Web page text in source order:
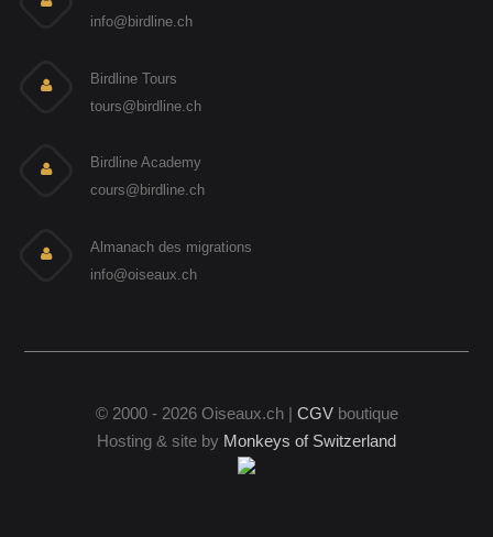
info@birdline.ch
Birdline Tours
tours@birdline.ch
Birdline Academy
cours@birdline.ch
Almanach des migrations
info@oiseaux.ch
© 2000 - 2026 Oiseaux.ch | CGVboutique
Hosting & site by Monkeys of Switzerland